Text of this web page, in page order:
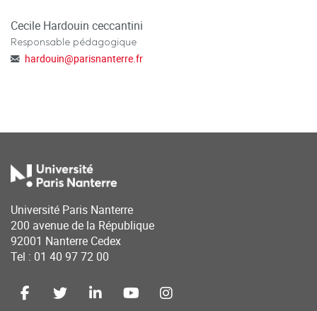
Cecile Hardouin ceccantini
Responsable pédagogique
hardouin@parisnanterre.fr
Université Paris Nanterre
200 avenue de la République
92001 Nanterre Cedex
Tel : 01 40 97 72 00